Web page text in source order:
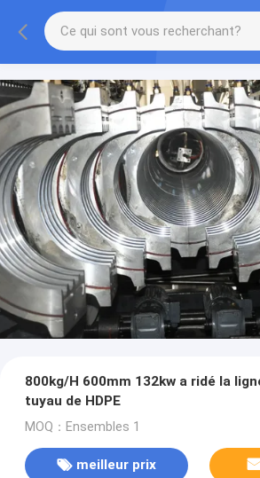
800kg/H 600mm 132kw a ridé la
tuyau de HDPE
MOQ：Ensembles 1
meilleur prix